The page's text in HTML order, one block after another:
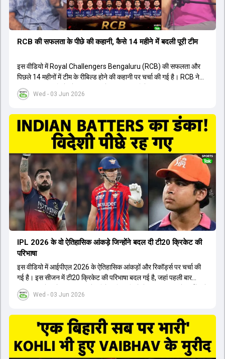
Wed - 03 Jun 2026
RCB की सफलता के पीछे की कहानी, कैसे 14 महीने में बदली पूरी टीम
इस वीडियो में Royal Challengers Bengaluru (RCB) की सफलता और
पिछले 14 महीनों में टीम के रीबिल्ड होने की कहानी पर चर्चा की गई है। RCB ने
अपनी पुरानी गलतियों को स्वीकार करते हुए एक नया रिसेट बटन दबाया। टीम
मैनेजमेंट में Mo Bobat, Andy Flower, Dinesh Karthik और एनालिस्ट
के तहत Bhuvneshwar Kumar, Krunal Pandya और Rasikh Salam
जैसे भारतीय खिलाड़ियों को टीम में शामिल किया गया, जिन्होंने शानदार प्रदर्शन
किया। इसके अलावा, Virat Kohli की भूमिका में भी बदलाव देखा गया, जहां वह
अब टीम के युवा खिलाड़ियों के साथ ज्यादा जुड़े हुए नजर आते हैं। कप्तान Rajat
Patidar के नेतृत्व में टीम का कम्युनिकेशन बहुत स्पष्ट रहा है। एनालिस्ट से लेकर
मैनेजमेंट तक, सभी एक ही पेज पर रहते हैं, जिससे मैदान पर कोई कंफ्यूजन नहीं
होता। यही कारण है कि RCB ने लगातार सफलता हासिल की है।
Wed - 03 Jun 2026
IPL 2026 के वो ऐतिहासिक आंकड़े जिन्होंने बदल दी टी20 क्रिकेट की
परिभाषा
इस वीडियो में आईपीएल 2026 के ऐतिहासिक आंकड़ों और रिकॉर्ड्स पर चर्चा की
गई है। इस सीजन में टी20 क्रिकेट की परिभाषा बदल गई है, जहां पहली बार
भारतीय बल्लेबाजों का स्ट्राइक रेट विदेशी खिलाड़ियों से ज्यादा रहा। पूरे टूर्नामेंट में
1426 छक्के लगे और 65 बार टीमों ने 200 से ज्यादा का स्कोर बनाया, जो एक
स्ट्राइक रेट के साथ मोस्ट वैल्युएबल प्लेयर का खिताब जीता। इसके अलावा पंजाब
और बेंगलुरु के प्रदर्शन के साथ-साथ लक्ष्य का पीछा करने वाली टीमों की सफलता
के आंकड़ों का भी विश्लेषण किया गया है।